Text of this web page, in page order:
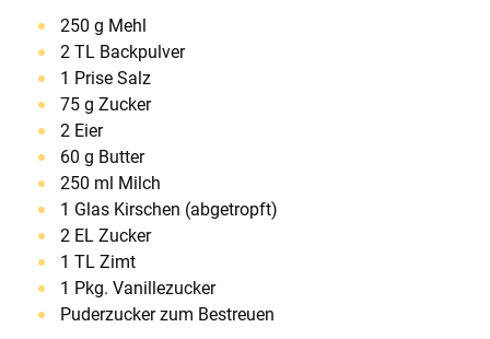
250 g Mehl
2 TL Backpulver
1 Prise Salz
75 g Zucker
2 Eier
60 g Butter
250 ml Milch
1 Glas Kirschen (abgetropft)
2 EL Zucker
1 TL Zimt
1 Pkg. Vanillezucker
Puderzucker zum Bestreuen